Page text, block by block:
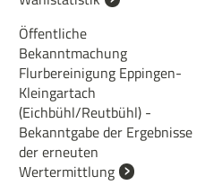
Öffentliche
Bekanntmachung
Flurbereinigung Eppingen-
Kleingartach
(Eichbühl/Reutbühl) -
Bekanntgabe der Ergebnisse
der erneuten
Wertermittlung